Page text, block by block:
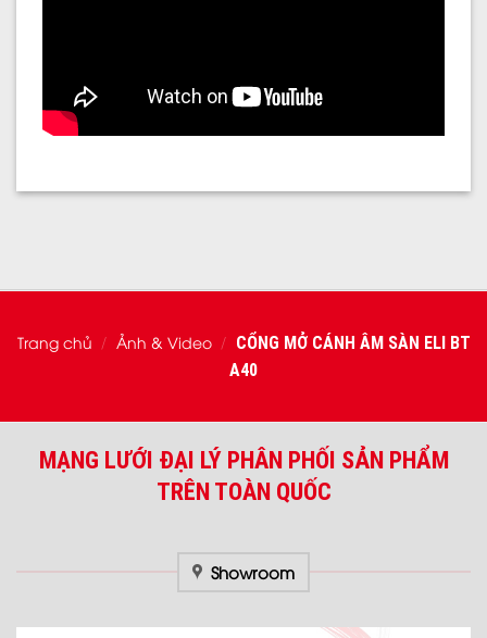
Trang chủ / Ảnh & Video / CỔNG MỞ CÁNH ÂM SÀN ELI BT
A40
MẠNG LƯỚI ĐẠI LÝ PHÂN PHỐI SẢN PHẨM
TRÊN TOÀN QUỐC
Showroom